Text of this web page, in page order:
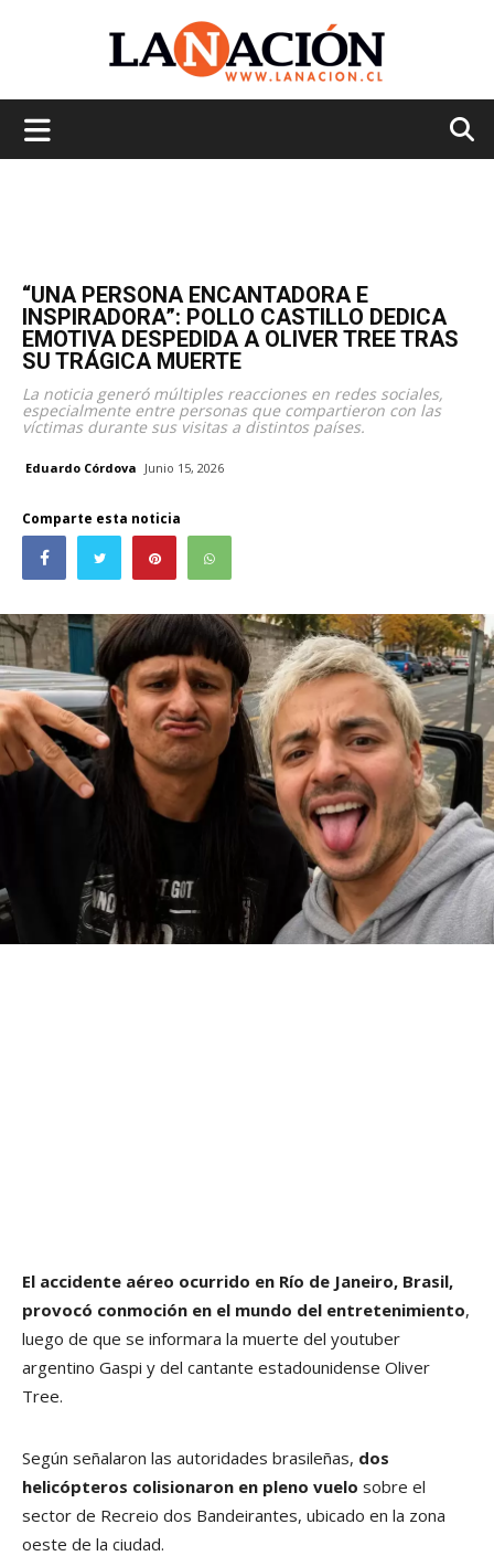
“UNA PERSONA ENCANTADORA E
INSPIRADORA”: POLLO CASTILLO DEDICA
EMOTIVA DESPEDIDA A OLIVER TREE TRAS
SU TRÁGICA MUERTE
La noticia generó múltiples reacciones en redes sociales,
especialmente entre personas que compartieron con las
víctimas durante sus visitas a distintos países.
Eduardo Córdova Junio 15, 2026
Comparte esta noticia
El accidente aéreo ocurrido en Río de Janeiro, Brasil,
provocó conmoción en el mundo del entretenimiento,
luego de que se informara la muerte del youtuber
argentino Gaspi y del cantante estadounidense Oliver
Tree.
Según señalaron las autoridades brasileñas, dos
helicópteros colisionaron en pleno vuelo sobre el
sector de Recreio dos Bandeirantes, ubicado en la zona
oeste de la ciudad.